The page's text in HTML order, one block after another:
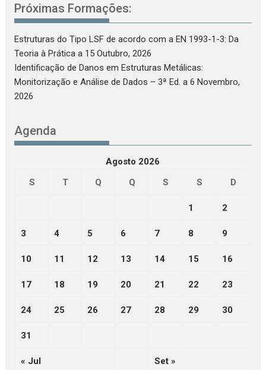
Próximas Formações:
Estruturas do Tipo LSF de acordo com a EN 1993-1-3: Da
Teoria à Prática a 15 Outubro, 2026
Identificação de Danos em Estruturas Metálicas:
Monitorização e Análise de Dados – 3ª Ed. a 6 Novembro,
2026
Agenda
Agosto 2026
S
T Q Q S S D
1 2
3 4 5 6 7 8 9
10 11 12 13 14 15 16
17 18 19 20 21 22 23
24 25 26 27 28 29 30
31
« Jul Set »